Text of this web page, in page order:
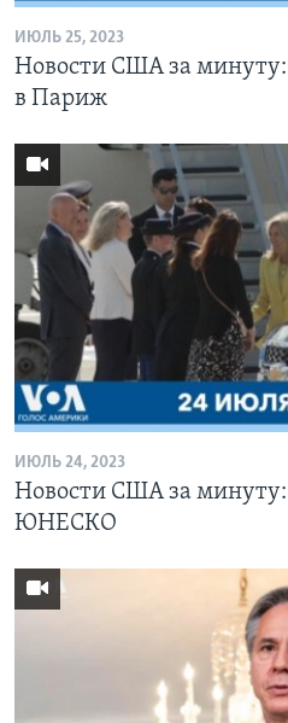
ИЮЛЬ 25, 2023
Новости США за
в Париж
ИЮЛЬ 24, 2023
Новости США за
ЮНЕСКО